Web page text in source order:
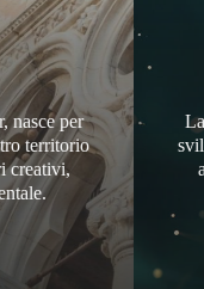
La Rete
sviluppare a
attraverso
culturali